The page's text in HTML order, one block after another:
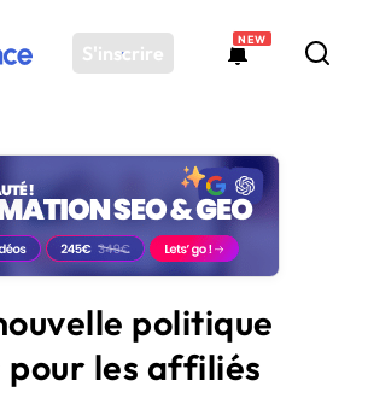
S'inscrire
NEW
politique
les affiliés